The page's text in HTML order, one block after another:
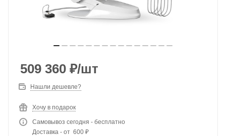
509 360 ₽/шт
Нашли дешевле?
Хочу в подарок
Самовывоз сегодня - бесплатно
Доставка - от 600 ₽